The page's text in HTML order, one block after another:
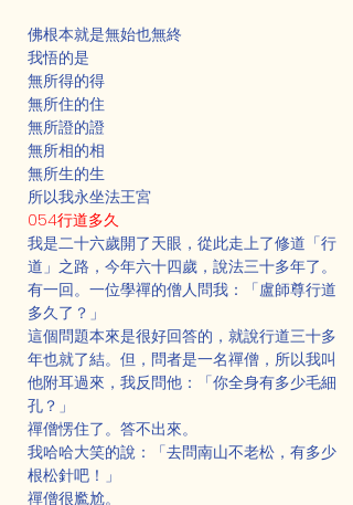
佛根本就是無始也無終
我悟的是
無所得的得
無所住的住
無所證的證
無所相的相
無所生的生
所以我永坐法王宮
054行道多久
我是二十六歲開了天眼，從此走上了修道「行
道」之路，今年六十四歲，說法三十多年了。
有一回。一位學禪的僧人問我：「盧師尊行道
多久了？」
這個問題本來是很好回答的，就說行道三十多
年也就了結。但，問者是一名禪僧，所以我叫
他附耳過來，我反問他：「你全身有多少毛細
孔？」
禪僧愣住了。答不出來。
我哈哈大笑的說：「去問南山不老松，有多少
根松針吧！」
禪僧很尷尬。